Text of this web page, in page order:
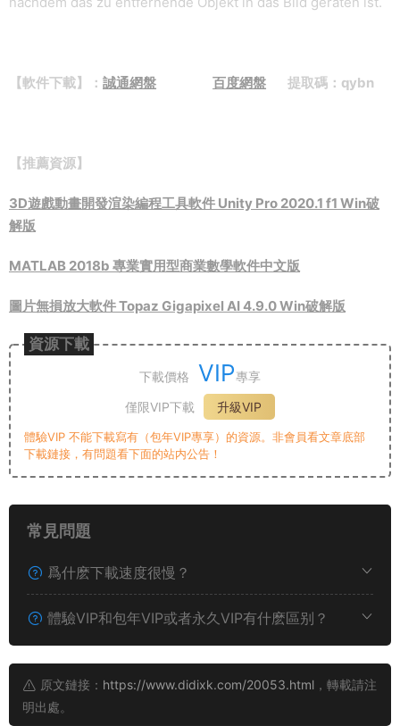
【軟件下載】： 誠通網盤 百度網盤 提取碼：qybn
【推薦資源】
3D遊戲動畫開發渲染編程工具軟件 Unity Pro 2020.1 f1 Win破
解版
MATLAB 2018b 專業實用型商業數學軟件中文版
圖片無損放大軟件 Topaz Gigapixel AI 4.9.0 Win破解版
資源下載
下載價格 VIP專享
僅限VIP下載
升級VIP
體驗VIP 不能下載寫有（包年VIP專享）的資源。非會員看文章底部
下載鏈接，有問題看下面的站内公告！
常見問題
爲什麽下載速度很慢？
體驗VIP和包年VIP或者永久VIP有什麽區别？
原文鏈接： https://www.didixk.com/20053.html ，轉載請注
明出處。